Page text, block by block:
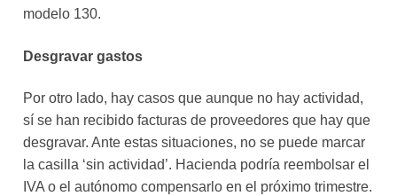
modelo 130.
Desgravar gastos
Por otro lado, hay casos que aunque no hay actividad,
sí se han recibido facturas de proveedores que hay que
desgravar. Ante estas situaciones, no se puede marcar
la casilla ‘sin actividad’. Hacienda podría reembolsar el
IVA o el autónomo compensarlo en el próximo trimestre.